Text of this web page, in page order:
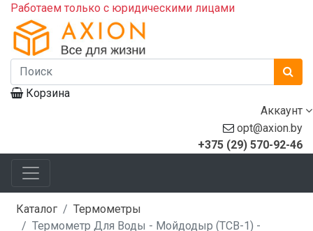
Работаем только с юридическими лицами
Корзина
Аккаунт
opt@axion.by
+375 (29) 570-92-46
Каталог
Термометры
Термометр Для Воды - Мойдодыр (ТСВ-1) -